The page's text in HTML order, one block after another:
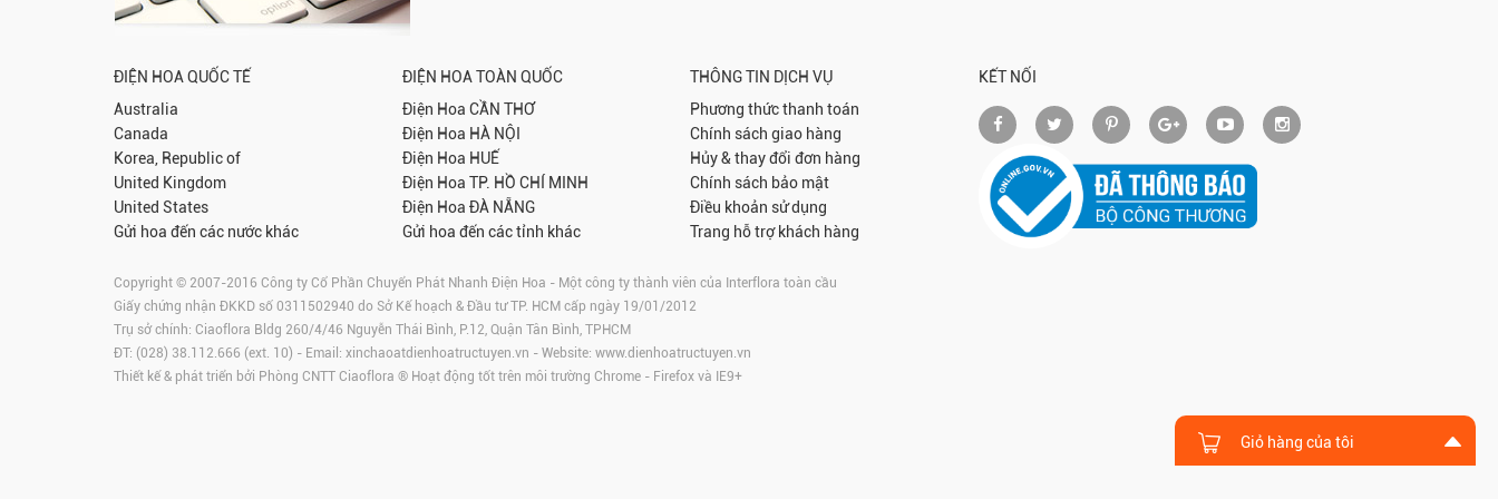
ĐIỆN HOA QUỐC TẾ
Australia
Canada
Korea, Republic of
United Kingdom
United States
Gửi hoa đến các nước khác
ĐIỆN HOA TOÀN QUỐC
Điện Hoa CẦN THƠ
Điện Hoa HÀ NỘI
Điện Hoa HUẾ
Điện Hoa TP. HỒ CHÍ MINH
Điện Hoa ĐÀ NẴNG
Gửi hoa đến các tỉnh khác
THÔNG TIN DỊCH VỤ
Phương thức thanh toán
Chính sách giao hàng
Hủy & thay đổi đơn hàng
Chính sách bảo mật
Điều khoản sử dụng
Trang hỗ trợ khách hàng
Copyright © 2007-2016 Công ty Cổ Phần Chuyển Phát Nhanh Điện Hoa - Một công ty thành viên của Interflora toàn cầu
Giấy chứng nhận ĐKKD số 0311502940 do Sở Kế hoạch & Đầu tư TP. HCM cấp ngày 19/01/2012
Trụ sở chính: Ciaoflora Bldg 260/4/46 Nguyễn Thái Bình, P.12, Quận Tân Bình, TPHCM
ĐT: (028) 38.112.666 (ext. 10) - Email: xinchaoatdienhoatructuyen.vn - Website: www.dienhoatructuyen.vn
Thiết kế & phát triển bởi Phòng CNTT Ciaoflora ® Hoạt động tốt trên môi trường Chrome - Firefox và IE9+
KẾT NỐI
Giỏ hàng của tôi